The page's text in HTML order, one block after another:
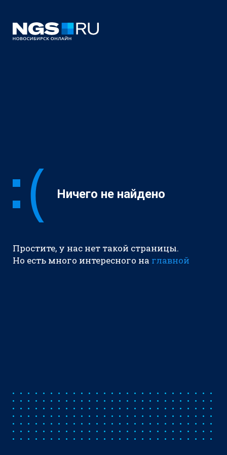
Ничего не найдено
Простите, у нас нет такой страницы.
Но есть много интересного на главной